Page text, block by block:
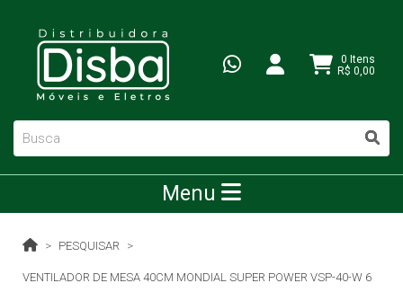
0 Itens
R$ 0,00
Menu
PESQUISAR
VENTILADOR DE MESA 40CM MONDIAL SUPER POWER VSP-40-W 6